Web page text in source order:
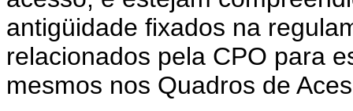
antigüidade fixados na
relacionados pela CPO para
mesmos nos Quadros de